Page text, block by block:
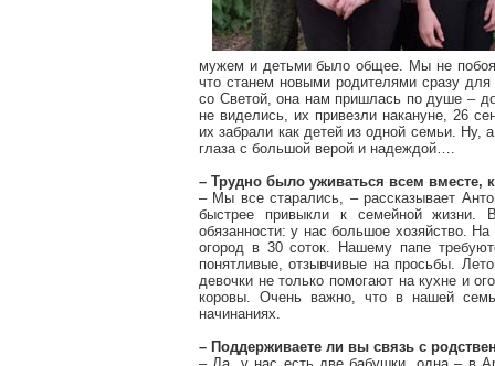
мужем и детьми было общее. Мы не
что станем новыми родителями сразу
со Светой, она нам пришлась по душе –
не виделись, их привезли накануне, 26
их забрали как детей из одной семьи. Ну,
глаза с большой верой и надеждой….
– Трудно было уживаться всем вместе,
– Мы все старались, – рассказывает
быстрее привыкли к семейной
обязанности: у нас большое хозяйство.
огород в 30 соток. Нашему папе
понятливые, отзывчивые на просьбы.
девочки не только помогают на кухне и
коровы. Очень важно, что в нашей
начинаниях.
– Поддерживаете ли вы связь с